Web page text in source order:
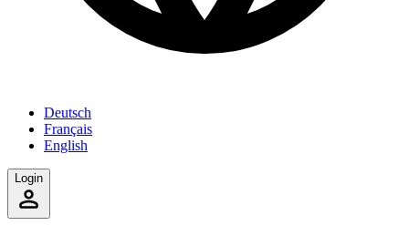
Deutsch
Français
English
Login